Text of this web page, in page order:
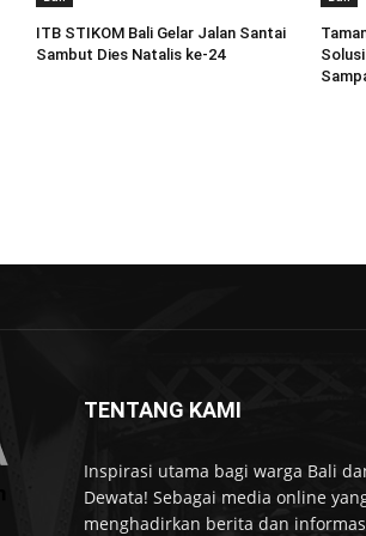
ITB STIKOM Bali Gelar Jalan Santai
Sambut Dies Natalis ke-24
TENTANG KAMI
Inspirasi utama bagi warga Bali
Dewata! Sebagai media online
menghadirkan berita dan